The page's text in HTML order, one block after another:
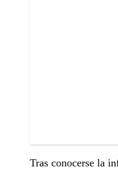
Tras conocerse la